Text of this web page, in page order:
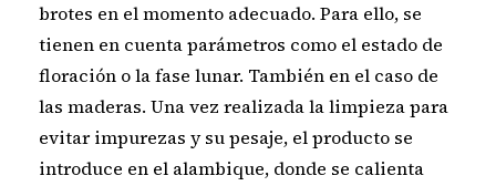
brotes en el momento adecuado. Para ello, se
tienen en cuenta parámetros como el estado de
floración o la fase lunar. También en el caso de
las maderas. Una vez realizada la limpieza para
evitar impurezas y su pesaje, el producto se
introduce en el alambique, donde se calienta